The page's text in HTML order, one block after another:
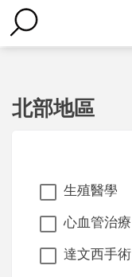
北部地區
生殖醫學
心血管治療
達文西手術